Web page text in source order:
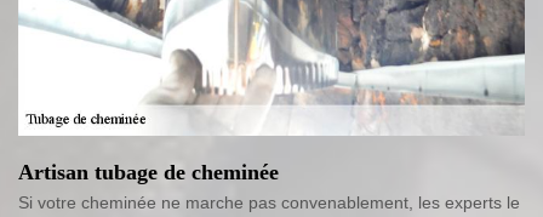
Artisan tubage de cheminée
Si votre cheminée ne marche pas convenablement, les experts le